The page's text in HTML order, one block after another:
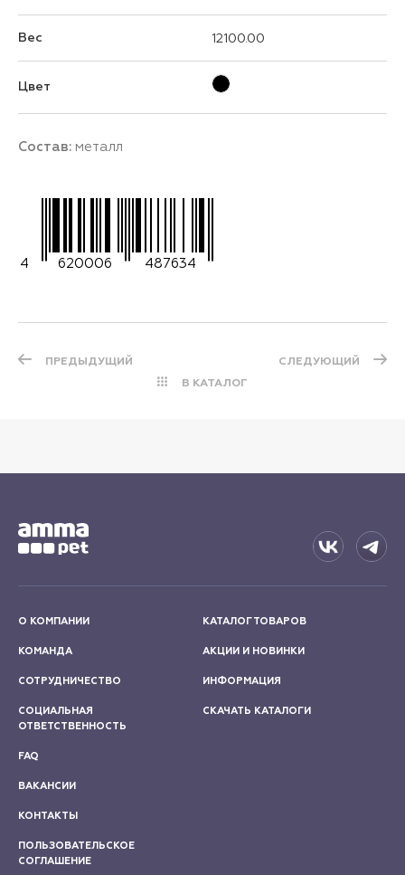
Вес 12100.00
Цвет
Состав: металл
4 620006 487634
ПРЕДЫДУЩИЙ
В КАТАЛОГ
СЛЕДУЮЩИЙ
О КОМПАНИИ
КОМАНДА
СОТРУДНИЧЕСТВО
СОЦИАЛЬНАЯ
ОТВЕТСТВЕННОСТЬ
КАТАЛОГ ТОВАРОВ
АКЦИИ И НОВИНКИ
ИНФОРМАЦИЯ
СКАЧАТЬ КАТАЛОГИ
FAQ
ВАКАНСИИ
КОНТАКТЫ
ПОЛЬЗОВАТЕЛЬСКОЕ
СОГЛАШЕНИЕ